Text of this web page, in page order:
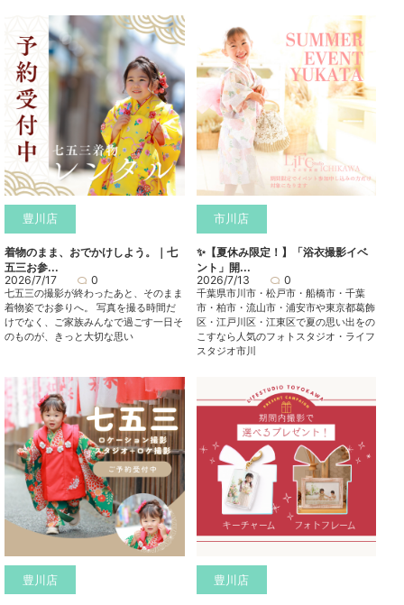
豊川店
着物のまま、おでかけしよう。｜七
五三お参...
2026/7/17
0
七五三の撮影が終わったあと、そのまま
着物姿でお参りへ。 写真を撮る時間だ
けでなく、ご家族みんなで過ごす一日そ
のものが、きっと大切な思い
市川店
✨【夏休み限定！】「浴衣撮影イベ
ント」開...
2026/7/13
0
千葉県市川市・松戸市・船橋市・千葉
市・柏市・流山市・浦安市や東京都葛飾
区・江戸川区・江東区で夏の思い出をの
こすなら人気のフォトスタジオ・ライフ
スタジオ市川
豊川店 豊川店